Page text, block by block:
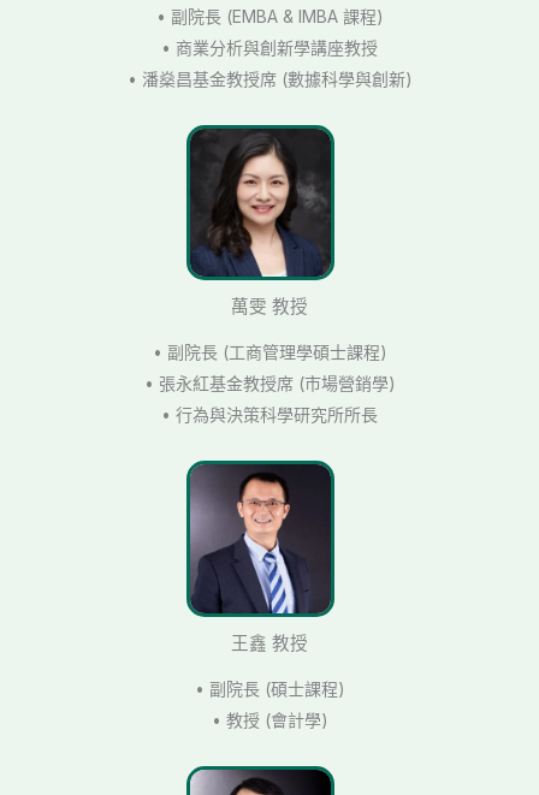
• 副院長 (EMBA & IMBA 課程)
• 商業分析與創新學講座教授
• 潘燊昌基金教授席 (數據科學與創新)
萬雯 教授
• 副院長 (工商管理學碩士課程)
• 張永紅基金教授席 (市場營銷學)
• 行為與決策科學研究所所長
王鑫 教授
• 副院長 (碩士課程)
• 教授 (會計學)